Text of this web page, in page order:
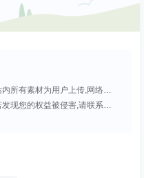
可免费下载超清原图;
站内所有素材为用户上传,网络分享或原创,请勿用于商业用途;
若发现您的权益被侵害,请联系QQ1815919191,我们尽快处理.